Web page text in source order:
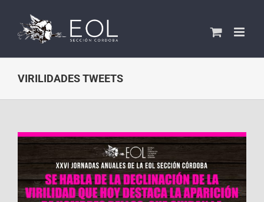
contenido
VIRILIDADES TWEETS